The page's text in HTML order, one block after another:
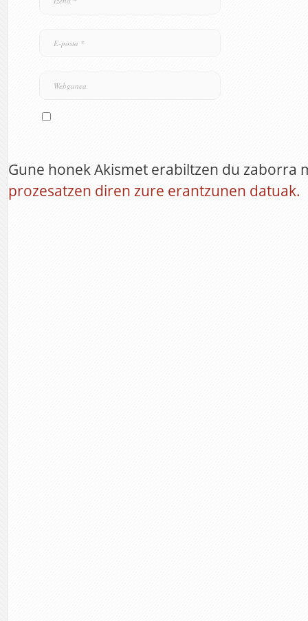
Gune honek Akismet erabiltzen du zaborra
prozesatzen diren zure erantzunen datuak.